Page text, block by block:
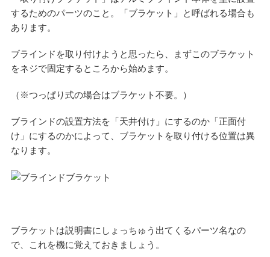
するためのパーツのこと。「ブラケット」と呼ばれる場合も
あります。
ブラインドを取り付けようと思ったら、まずこのブラケット
をネジで固定するところから始めます。
（※つっぱり式の場合はブラケット不要。）
ブラインドの設置方法を「天井付け」にするのか「正面付
け」にするのかによって、ブラケットを取り付ける位置は異
なります。
ブラケットは説明書にしょっちゅう出てくるパーツ名なの
で、これを機に覚えておきましょう。